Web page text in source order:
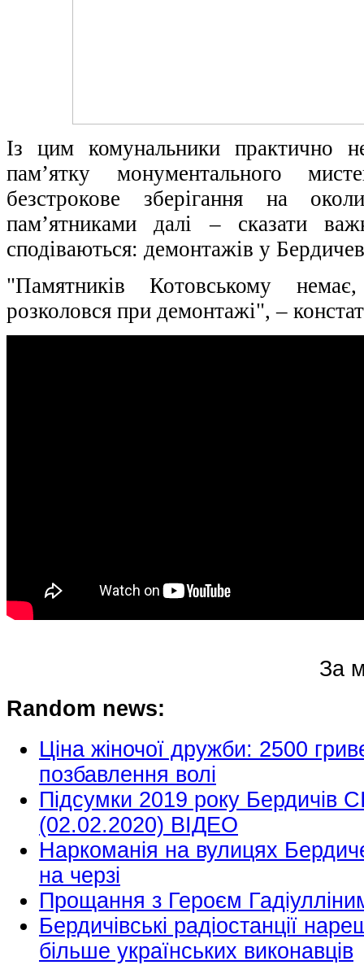
Із цим комунальники практично
пам’ятку монументального
безстрокове зберігання на
пам’ятниками далі – сказати
сподіваються: демонтажів у
"Памятників Котовському
розколовся при демонтажі", –
За
Random news:
Ціна жіночої дружби: 2500
позбавлення волі
Підсумки 2019 року Бердичів
(02.02.2020) ВІДЕО
Наркоманія на вулицях
на черзі
Прощання з Героєм
Бердичівські радіостанції
більше українських виконавців